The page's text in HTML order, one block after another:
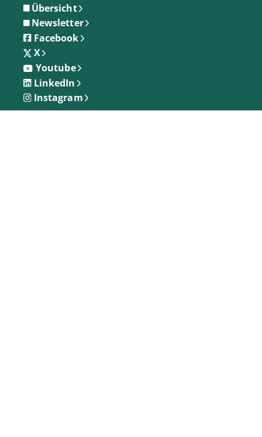
Übersicht
Newsletter
Facebook
X
Youtube
LinkedIn
Instagram